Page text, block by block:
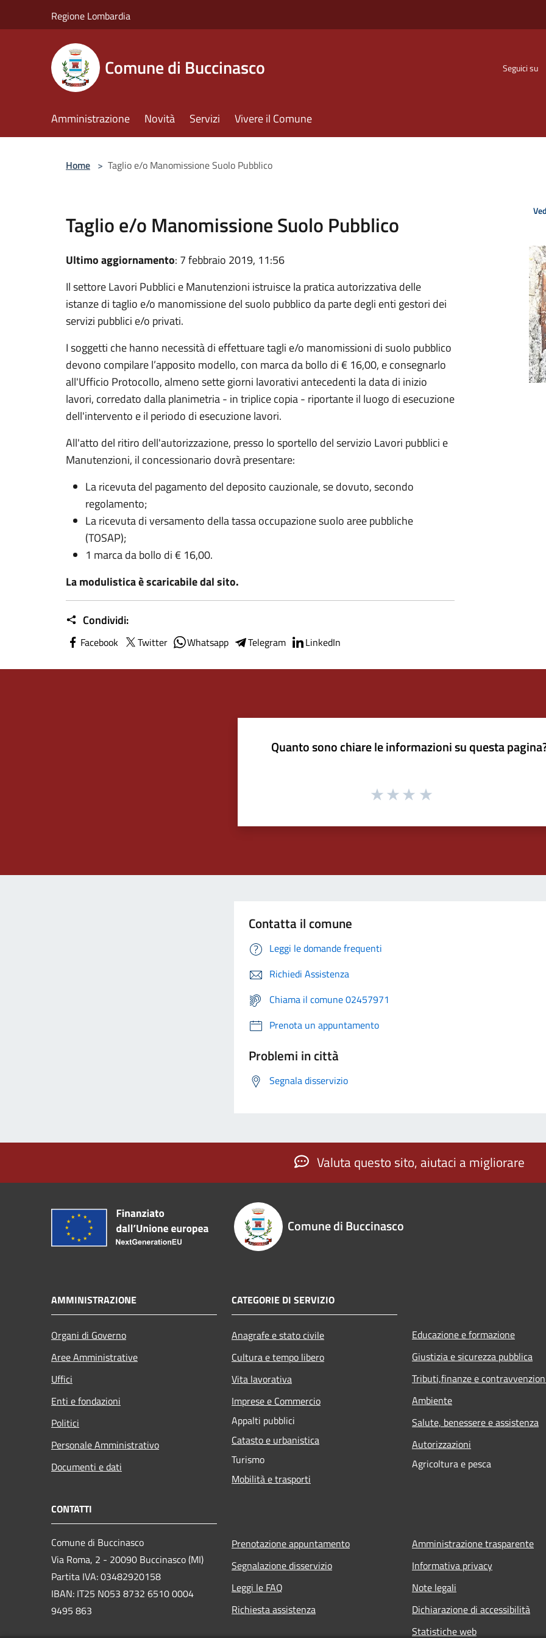
Regione Lombardia
Comune di Buccinasco Seguici su
Amministrazione Novità Servizi Vivere il Comune
Home > Taglio e/o Manomissione Suolo Pubblico
Taglio e/o Manomissione Suolo Pubblico
Ultimo aggiornamento: 7 febbraio 2019, 11:56
Il settore Lavori Pubblici e Manutenzioni istruisce la pratica autorizzativa delle
istanze di taglio e/o manomissione del suolo pubblico da parte degli enti gestori dei
servizi pubblici e/o privati.
I soggetti che hanno necessità di effettuare tagli e/o manomissioni di suolo pubblico
devono compilare l’apposito modello, con marca da bollo di € 16,00, e consegnarlo
all'Ufficio Protocollo, almeno sette giorni lavorativi antecedenti la data di inizio
lavori, corredato dalla planimetria - in triplice copia - riportante il luogo di esecuzione
dell'intervento e il periodo di esecuzione lavori.
All'atto del ritiro dell'autorizzazione, presso lo sportello del servizio Lavori pubblici e
Manutenzioni, il concessionario dovrà presentare:
La ricevuta del pagamento del deposito cauzionale, se dovuto, secondo
regolamento;
La ricevuta di versamento della tassa occupazione suolo aree pubbliche
(TOSAP);
1 marca da bollo di € 16,00.
La modulistica è scaricabile dal sito.
Condividi:
Facebook Twitter Whatsapp Telegram LinkedIn
Quanto sono chiare le informazioni su questa
Contatta il comune
Leggi le domande frequenti
Richiedi Assistenza
Chiama il comune 02457971
Prenota un appuntamento
Problemi in città
Segnala disservizio
Valuta questo sito, aiutaci a migliorare
Comune di Buccinasco
AMMINISTRAZIONE
Organi di Governo
Aree Amministrative
Uffici
Enti e fondazioni
Politici
Personale Amministrativo
Documenti e dati
CATEGORIE DI SERVIZIO
Anagrafe e stato civile
Cultura e tempo libero
Vita lavorativa
Imprese e Commercio
Appalti pubblici
Catasto e urbanistica
Turismo
Mobilità e trasporti
Educazione e formazione
Giustizia e sicurezza pubblica
Tributi,finanze e
Ambiente
Salute, benessere e assistenza
Autorizzazioni
Agricoltura e pesca
CONTATTI
Comune di Buccinasco
Via Roma, 2 - 20090 Buccinasco (MI)
Partita IVA: 03482920158
IBAN: IT25 N053 8732 6510 0004
9495 863
Prenotazione appuntamento
Segnalazione disservizio
Leggi le FAQ
Richiesta assistenza
Amministrazione trasparente
Informativa privacy
Note legali
Dichiarazione di accessibilità
Statistiche web